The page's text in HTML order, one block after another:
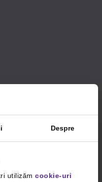
Despre
utilizăm cookie-uri